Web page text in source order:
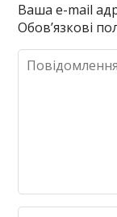
Ваша e-mail
Обов’язкові